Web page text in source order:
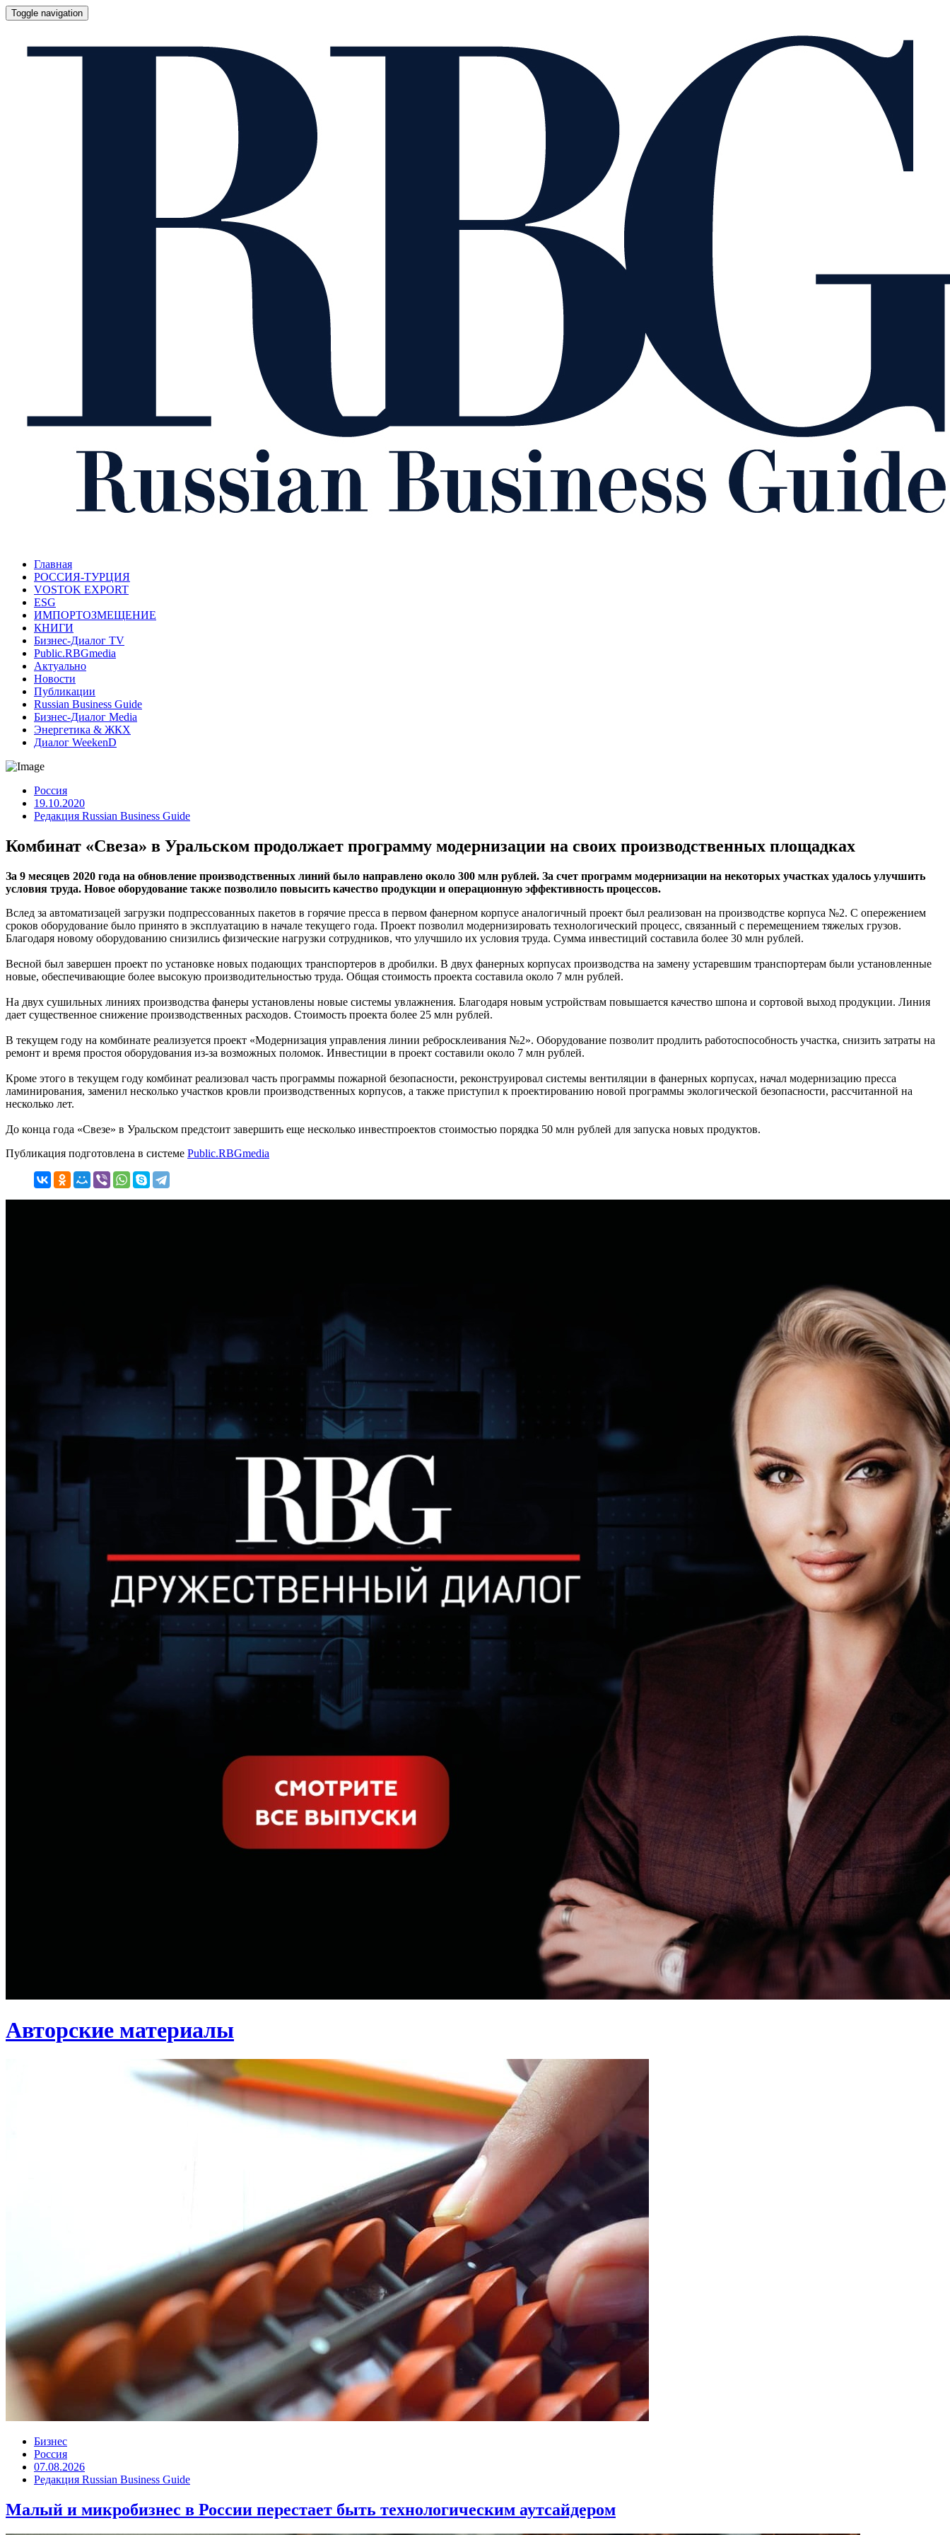
Toggle navigation
Главная
РОССИЯ-ТУРЦИЯ
VOSTOK EXPORT
ESG
ИМПОРТОЗМЕЩЕНИЕ
КНИГИ
Бизнес-Диалог TV
Public.RBGmedia
Актуально
Новости
Публикации
Russian Business Guide
Бизнес-Диалог Media
Энергетика & ЖКХ
Диалог WeekenD
Россия
19.10.2020
Редакция Russian Business Guide
Комбинат «Свеза» в Уральском продолжает программу модернизации на своих производственных площадках
За 9 месяцев 2020 года на обновление производственных линий было направлено около 300 млн рублей. За счет программ модернизации на некоторых участках удалось улучшить
условия труда. Новое оборудование также позволило повысить качество продукции и операционную эффективность процессов.
Вслед за автоматизацей загрузки подпрессованных пакетов в горячие пресса в первом фанерном корпусе аналогичный проект был реализован на производстве корпуса №2. С опережением
сроков оборудование было принято в эксплуатацию в начале текущего года. Проект позволил модернизировать технологический процесс, связанный с перемещением тяжелых грузов.
Благодаря новому оборудованию снизились физические нагрузки сотрудников, что улучшило их условия труда. Сумма инвестиций составила более 30 млн рублей.
Весной был завершен проект по установке новых подающих транспортеров в дробилки. В двух фанерных корпусах производства на замену устаревшим транспортерам были установленные
новые, обеспечивающие более высокую производительностью труда. Общая стоимость проекта составила около 7 млн рублей.
На двух сушильных линиях производства фанеры установлены новые системы увлажнения. Благодаря новым устройствам повышается качество шпона и сортовой выход продукции. Линия
дает существенное снижение производственных расходов. Стоимость проекта более 25 млн рублей.
В текущем году на комбинате реализуется проект «Модернизация управления линии ребросклеивания №2». Оборудование позволит продлить работоспособность участка, снизить затраты на
ремонт и время простоя оборудования из-за возможных поломок. Инвестиции в проект составили около 7 млн рублей.
Кроме этого в текущем году комбинат реализовал часть программы пожарной безопасности, реконструировал системы вентиляции в фанерных корпусах, начал модернизацию пресса
ламинирования, заменил несколько участков кровли производственных корпусов, а также приступил к проектированию новой программы экологической безопасности, рассчитанной на
несколько лет.
До конца года «Свезе» в Уральском предстоит завершить еще несколько инвестпроектов стоимостью порядка 50 млн рублей для запуска новых продуктов.
Публикация подготовлена в системе Public.RBGmedia
Авторские материалы
Бизнес
Россия
07.08.2026
Редакция Russian Business Guide
Малый и микробизнес в России перестает быть технологическим аутсайдером